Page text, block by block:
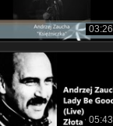
03:26
05:43